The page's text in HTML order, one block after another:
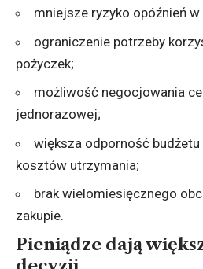
mniejsze ryzyko opóźnień w
ograniczenie potrzeby
pożyczek;
możliwość negocjowania
jednorazowej;
większa odporność
kosztów utrzymania;
brak wielomiesięcznego
zakupie.
Pieniądze dają